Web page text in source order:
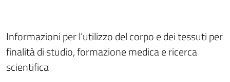
Informazioni per l’utilizzo del corpo e dei tessuti per
finalità di studio, formazione medica e ricerca
scientifica